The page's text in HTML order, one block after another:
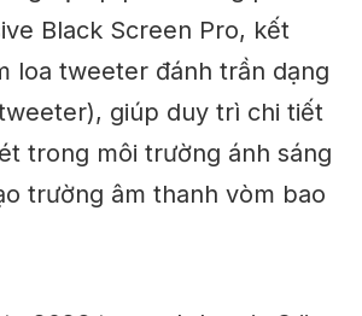
Black Screen Pro, kết
loa tweeter đánh trần dạng
giúp duy trì chi tiết
trong môi trường ánh sáng
trường âm thanh vòm bao